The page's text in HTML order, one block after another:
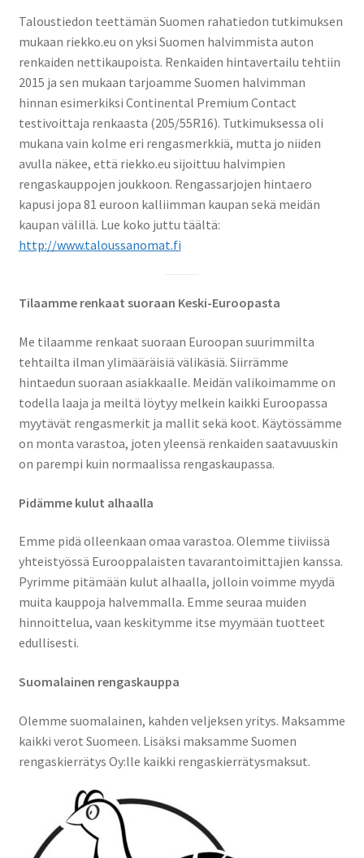
Taloustiedon teettämän Suomen rahatiedon tutkimuksen
mukaan riekko.eu on yksi Suomen halvimmista auton
renkaiden nettikaupoista. Renkaiden hintavertailu tehtiin
2015 ja sen mukaan tarjoamme Suomen halvimman
hinnan esimerkiksi Continental Premium Contact
testivoittaja renkaasta (205/55R16). Tutkimuksessa oli
mukana vain kolme eri rengasmerkkiä, mutta jo niiden
avulla näkee, että riekko.eu sijoittuu halvimpien
rengaskauppojen joukkoon. Rengassarjojen hintaero
kapusi jopa 81 euroon kalliimman kaupan sekä meidän
kaupan välillä. Lue koko juttu täältä:
http://www.taloussanomat.fi
Tilaamme renkaat suoraan Keski-Euroopasta
Me tilaamme renkaat suoraan Euroopan suurimmilta
tehtailta ilman ylimääräisiä välikäsiä. Siirrämme
hintaedun suoraan asiakkaalle. Meidän valikoimamme on
todella laaja ja meiltä löytyy melkein kaikki Euroopassa
myytävät rengasmerkit ja mallit sekä koot. Käytössämme
on monta varastoa, joten yleensä renkaiden saatavuuskin
on parempi kuin normaalissa rengaskaupassa.
Pidämme kulut alhaalla
Emme pidä olleenkaan omaa varastoa. Olemme tiiviissä
yhteistyössä Eurooppalaisten tavarantoimittajien kanssa.
Pyrimme pitämään kulut alhaalla, jolloin voimme myydä
muita kauppoja halvemmalla. Emme seuraa muiden
hinnoittelua, vaan keskitymme itse myymään tuotteet
edullisesti.
Suomalainen rengaskauppa
Olemme suomalainen, kahden veljeksen yritys. Maksamme
kaikki verot Suomeen. Lisäksi maksamme Suomen
rengaskierrätys Oy:lle kaikki rengaskierrätysmaksut.